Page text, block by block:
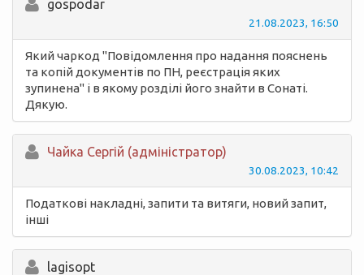
gospodar
21.08.2023, 16:50
Який чаркод "Повідомлення про надання пояснень
та копій документів по ПН, реєстрація яких
зупинена" і в якому розділі його знайти в Сонаті.
Дякую.
Чайка Сергій (адміністратор)
30.08.2023, 10:42
Податкові накладні, запити та витяги, новий запит,
інші
lagisopt